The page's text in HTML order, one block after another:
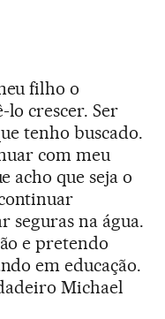
filho o
crescer. Ser
tenho buscado.
com meu
acho que seja o
seguras na água.
e pretendo
em educação.
Michael